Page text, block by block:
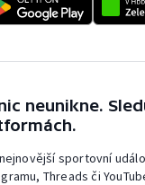
neunikne.
sportovní
Threads či